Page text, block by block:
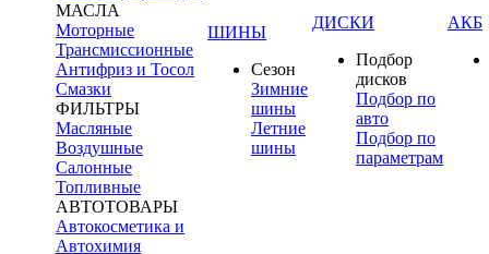
МАСЛА
Моторные
Трансмиссионные
Антифриз и Тосол
Смазки
ФИЛЬТРЫ
Масляные
Воздушные
Салонные
Топливные
АВТОТОВАРЫ
Автокосметика и
Автохимия
ШИНЫ
Сезон
Зимние
шины
Летние
шины
ДИСКИ
Подбор
дисков
Подбор по
авто
Подбор по
параметрам
АКБ